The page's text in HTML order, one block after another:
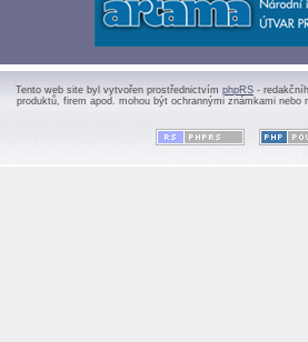
Tento web site byl vytvořen prostřednictvím phpRS -
produktů, firem apod. mohou být ochrannými známkami